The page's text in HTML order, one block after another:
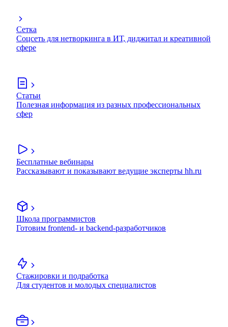
Сетка
Соцсеть для нетворкинга в ИТ, диджитал и креативной
сфере
Статьи
Полезная информация из разных профессиональных
сфер
Бесплатные вебинары
Рассказывают и показывают ведущие эксперты hh.ru
Школа программистов
Готовим frontend- и backend-разработчиков
Стажировки и подработка
Для студентов и молодых специалистов